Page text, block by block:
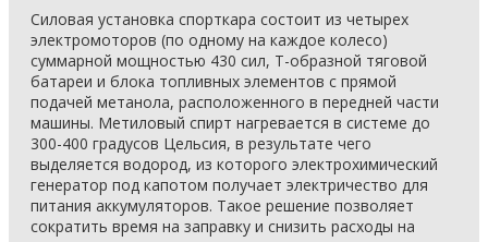
Силовая установка спорткара состоит из четырех
электромоторов (по одному на каждое колесо)
суммарной мощностью 430 сил, Т-образной тяговой
батареи и блока топливных элементов с прямой
подачей метанола, расположенного в передней части
машины. Метиловый спирт нагревается в системе до
300-400 градусов Цельсия, в результате чего
выделяется водород, из которого электрохимический
генератор под капотом получает электричество для
питания аккумуляторов. Такое решение позволяет
сократить время на заправку и снизить расходы на